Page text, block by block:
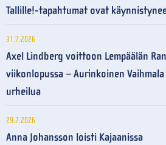
Tallille!-tapahtumat ovat
31.7.2026
Axel Lindberg voittoon Lempäälän
viikonlopussa – Aurinkoinen
urheilua
29.7.2026
Anna Johansson loisti Kajaanissa